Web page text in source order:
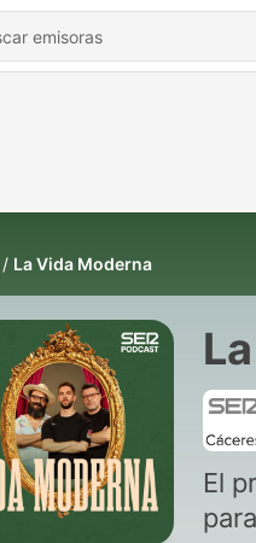
La Vida Moderna
El